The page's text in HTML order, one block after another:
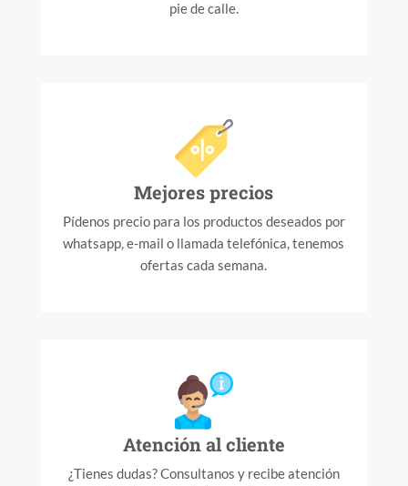
pie de calle.
Mejores precios
Pídenos precio para los productos deseados por
whatsapp, e-mail o llamada telefónica, tenemos
ofertas cada semana.
Atención al cliente
¿Tienes dudas? Consultanos y recibe atención